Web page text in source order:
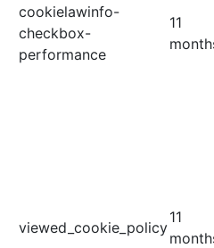
cookielawinfo-
checkbox-
performance
11
viewed_cookie_policy
11